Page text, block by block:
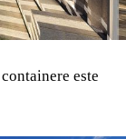
este